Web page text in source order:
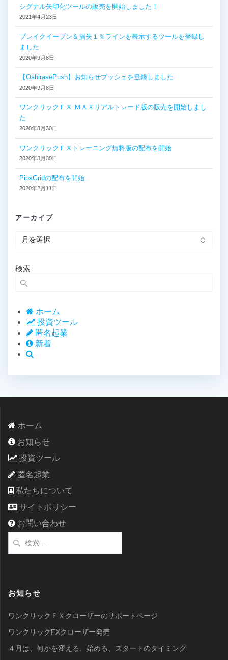
シグナル矢印化ツールの販売を開始しました！
2021年4月23日
ブレイクイーブン＆損失１％ラインを表示するツールを登録し
ました
2020年9月8日
【OshirasePush】お知らせプッシュを登録しました
2020年9月8日
ワンクリックＦＸ ＭＡＸリアルトレード版の販売を開始しまし
た
2020年3月30日
ワンクリックＦＸトレーニング無料版の配布を開始
2020年3月30日
PipsGridの配布を開始
2020年2月11日
アーカイブ
イ
ブ
検索
ホーム
投資ツール
匿名起業
新着
ホーム
お知らせ
投資ツール
匿名起業
私たちについて
サイトポリシー
お問い合わせ
索:
お知らせ
ワンクリックＦＸクローザーのサポートページ
ワンクリックFXクローザー発売
４月は、何かを変える、始める、スタートのタイミング